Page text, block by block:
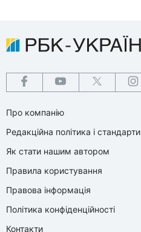
Про компанію
Редакційна політика і стандарти
Як стати нашим автором
Правила користування
Правова інформація
Політика конфіденційності
Контакти